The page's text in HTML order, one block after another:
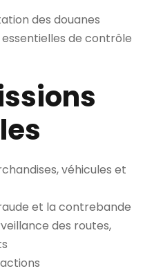
des douanes
de contrôle
véhicules et
et la contrebande
des routes,